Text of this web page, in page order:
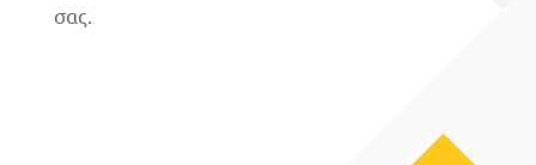
σας.